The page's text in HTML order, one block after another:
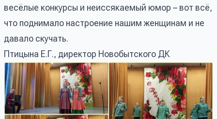
весёлые конкурсы и неиссякаемый юмор – вот всё,
что поднимало настроение нашим женщинам и не
давало скучать.
Птицына Е.Г., директор Новобытского ДК